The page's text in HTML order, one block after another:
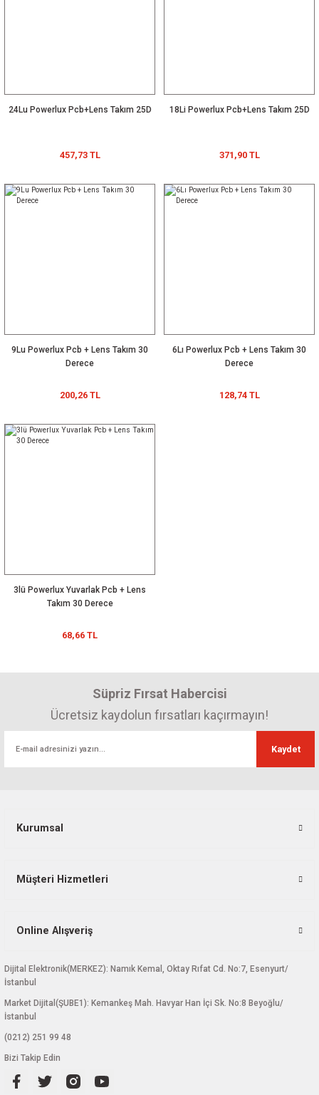
24Lu Powerlux Pcb+Lens Takım 25D
457,73 TL
18Li Powerlux Pcb+Lens Takım 25D
371,90 TL
9Lu Powerlux Pcb + Lens Takım 30
Derece
200,26 TL
6Lı Powerlux Pcb + Lens Takım 30
Derece
128,74 TL
3lü Powerlux Yuvarlak Pcb + Lens
Takım 30 Derece
68,66 TL
Süpriz Fırsat Habercisi
Ücretsiz kaydolun fırsatları kaçırmayın!
Kaydet
Kurumsal
Müşteri Hizmetleri
Online Alışveriş
Dijital Elektronik(MERKEZ): Namık Kemal, Oktay Rıfat Cd. No:7, Esenyurt/
İstanbul
Market Dijital(ŞUBE1): Kemankeş Mah. Havyar Han İçi Sk. No:8 Beyoğlu/
İstanbul
(0212) 251 99 48
Bizi Takip Edin